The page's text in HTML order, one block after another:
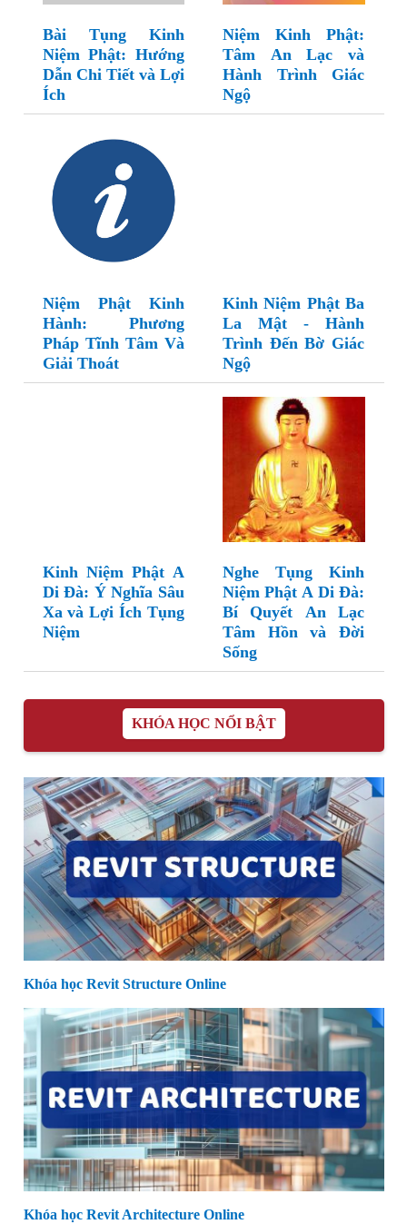
Bài Tụng Kinh
Niệm Phật: Hướng
Dẫn Chi Tiết và Lợi
Ích
Niệm Kinh Phật:
Tâm An Lạc và
Hành Trình Giác
Ngộ
Niệm Phật Kinh
Hành: Phương
Pháp Tĩnh Tâm Và
Giải Thoát
Kinh Niệm Phật Ba
La Mật - Hành
Trình Đến Bờ Giác
Ngộ
Kinh Niệm Phật A
Di Đà: Ý Nghĩa Sâu
Xa và Lợi Ích Tụng
Niệm
Nghe Tụng Kinh
Niệm Phật A Di Đà:
Bí Quyết An Lạc
Tâm Hồn và Đời
Sống
KHÓA HỌC NỔI BẬT
Khóa học Revit Structure Online
Khóa học Revit Architecture Online